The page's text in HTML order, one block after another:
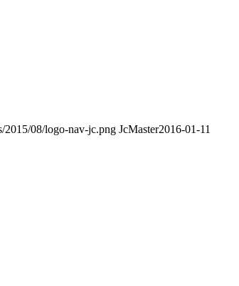
2015/08/logo-nav-jc.png JcMaster2016-01-11